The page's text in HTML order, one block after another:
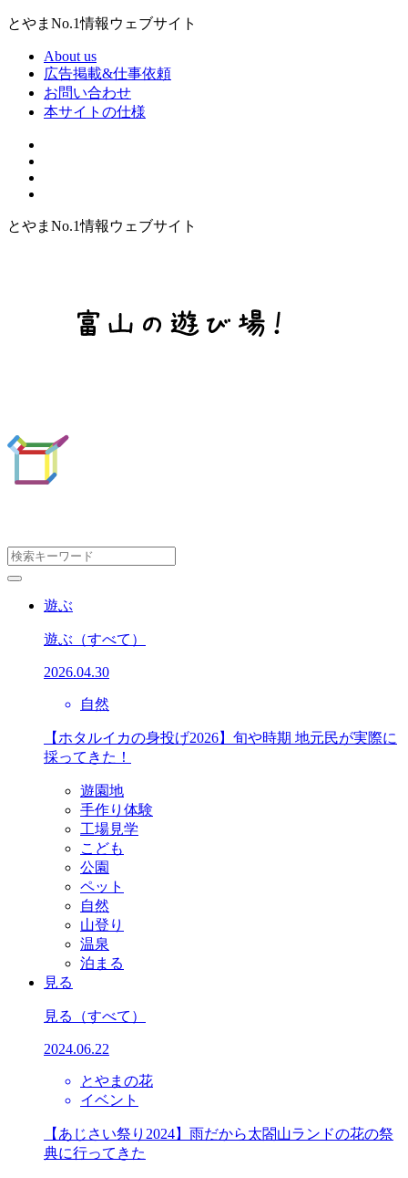
とやまNo.1情報ウェブサイト
About us
広告掲載&仕事依頼
お問い合わせ
本サイトの仕様
とやまNo.1情報ウェブサイト
遊ぶ
遊ぶ （すべて）
2026.04.30
自然
【ホタルイカの身投げ2026】旬や時期 地元民が実際に
採ってきた！
遊園地
手作り体験
工場見学
こども
公園
ペット
自然
山登り
温泉
泊まる
見る
見る （すべて）
2024.06.22
とやまの花
イベント
【あじさい祭り2024】雨だから太閤山ランドの花の祭
典に行ってきた